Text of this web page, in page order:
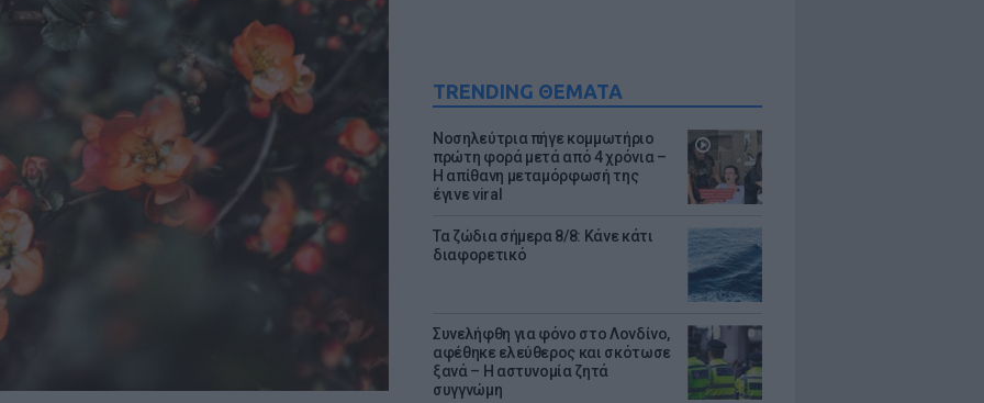
TRENDING ΘΕΜΑΤΑ
Νοσηλεύτρια πήγε κομμωτήριο
πρώτη φορά μετά από 4 χρόνια –
Η απίθανη μεταμόρφωσή της
έγινε viral
Τα ζώδια σήμερα 8/8: Κάνε κάτι
διαφορετικό
Συνελήφθη για φόνο στο Λονδίνο,
αφέθηκε ελεύθερος και σκότωσε
ξανά – Η αστυνομία ζητά
συγγνώμη